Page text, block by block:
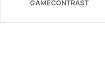
GAMECONTRAST